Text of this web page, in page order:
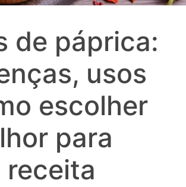
de páprica:
usos
escolher
para
receita